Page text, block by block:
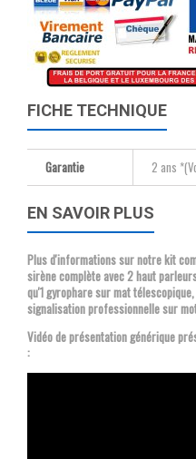
FICHE TECHNIQUE
Garantie 2 ans
EN SAVOIR PLUS
Plus d'informations sur notre kit
sirène complète avec 2 haut
qu'1 gyrophare sur mat télescopique,
signalisation professionnelle sur
Vidéo de présentation générique
: